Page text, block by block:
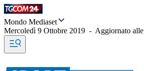
Mondo Mediaset
Mercoledì 9 Ottobre 2019 - Aggiornato alle